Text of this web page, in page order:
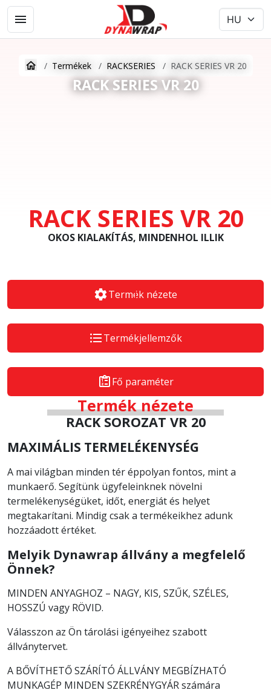
Termékek RACKSERIES RACK SERIES VR 20
RACK SERIES VR 20
RACK SERIES VR 20
OKOS KIALAKÍTÁS, MINDENHOL ILLIK
Termék nézete
Termékjellemzők
Fő paraméter
Termék nézete
RACK SOROZAT VR 20
MAXIMÁLIS TERMELÉKENYSÉG
A mai világban minden tér éppolyan fontos, mint a
munkaerő. Segítünk ügyfeleinknek növelni
termelékenységüket, időt, energiát és helyet
megtakarítani. Mindig csak a termékeikhez adunk
hozzáadott értéket.
Melyik Dynawrap állvány a megfelelő
Önnek?
MINDEN ANYAGHOZ – NAGY, KIS, SZŰK, SZÉLES,
HOSSZÚ vagy RÖVID.
Válasszon az Ön tárolási igényeihez szabott
állványtervet.
A BŐVÍTHETŐ SZÁRÍTÓ ÁLLVÁNY MEGBÍZHATÓ
MUNKAGÉP MINDEN SZEKRÉNYGYÁR számára